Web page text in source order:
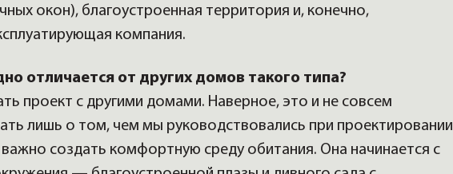
окон), благоустроенная территория и, конечно,
компания.
отличается от других домов такого типа?
проект с другими домами. Наверное, это и не совсем
лишь о том, чем мы руководствовались при проектировании
создать комфортную среду обитания. Она начинается с